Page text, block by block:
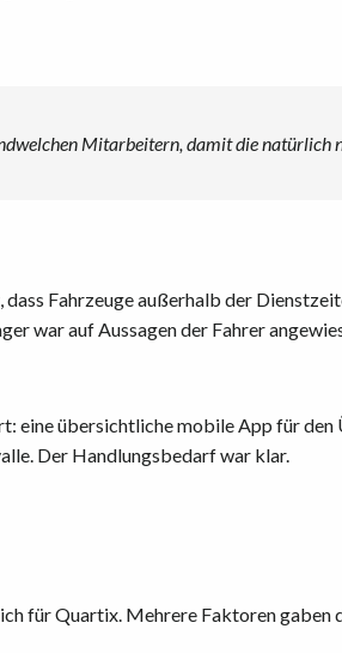
Mitarbeitern, damit die natürlich
Fahrzeuge außerhalb der
war auf Aussagen der Fahrer
eine übersichtliche mobile App für
Der Handlungsbedarf war klar.
für Quartix. Mehrere Faktoren gaben